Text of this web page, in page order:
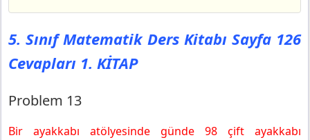
5. Sınıf Matematik Ders Kitabı Sayfa 126 Cevapları 1.
KİTAP
Problem 13
Problem 14
Yayınları
Problem 16
5. Sınıf Matematik Ders Kitabı Sayfa 126
Cevapları 1. KİTAP
Problem 13
Bir ayakkabı atölyesinde günde 98 çift ayakkabı